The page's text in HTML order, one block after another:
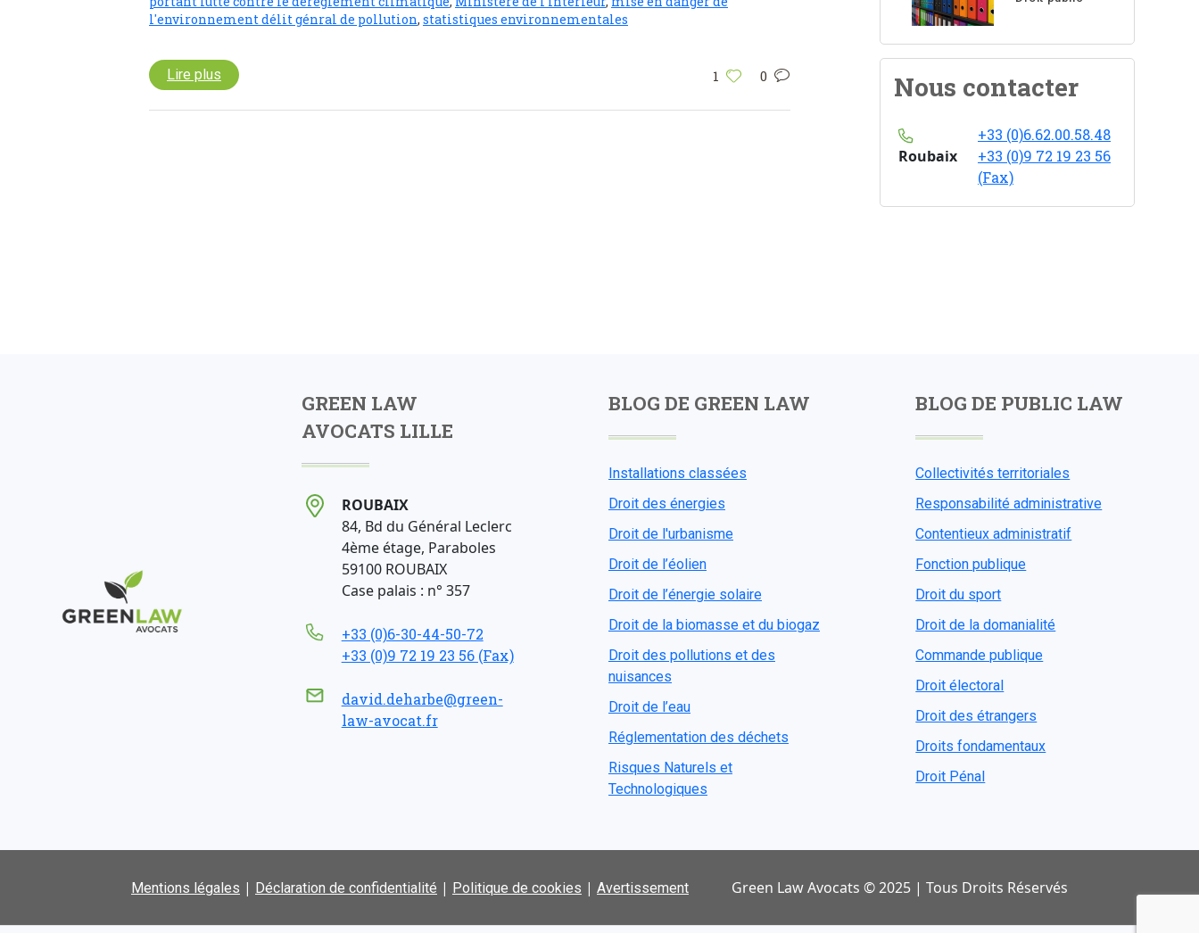
l'environnement délit génral de pollution, statistiques environnementales
1 0
Lire plus Nous contacter
Roubaix
+33 (0)6.62.00.58.48
+33 (0)9 72 19 23 56
(Fax)
GREEN LAW
AVOCATS LILLE
ROUBAIX
84, Bd du Général Leclerc
4ème étage, Paraboles
59100 ROUBAIX
Case palais : n° 357
+33 (0)6-30-44-50-72
+33 (0)9 72 19 23 56 (Fax)
david.deharbe@green-
law-avocat.fr
BLOG DE GREEN LAW
Installations classées
Droit des énergies
Droit de l'urbanisme
Droit de l’éolien
Droit de l’énergie solaire
Droit de la biomasse et du biogaz
Droit des pollutions et des
nuisances
Droit de l’eau
Réglementation des déchets
Risques Naturels et
Technologiques
BLOG DE PUBLIC LAW
Collectivités territoriales
Responsabilité administrative
Contentieux administratif
Fonction publique
Droit du sport
Droit de la domanialité
Commande publique
Droit électoral
Droit des étrangers
Droits fondamentaux
Droit Pénal
Mentions légales | Déclaration de confidentialité | Politique de cookies | Avertissement Green Law Avocats © 2025 | Tous Droits Réservés